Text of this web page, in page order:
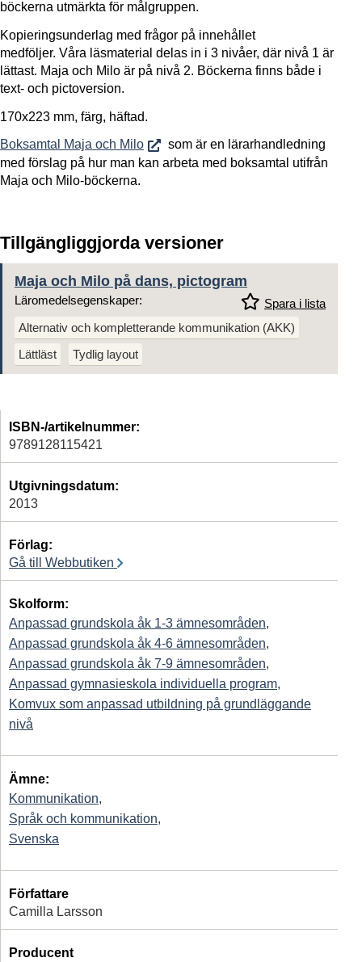
böckerna utmärkta för målgruppen.
Kopieringsunderlag med frågor på innehållet
medföljer. Våra läsmaterial delas in i 3 nivåer, där nivå 1 är
lättast. Maja och Milo är på nivå 2. Böckerna finns både i
text- och pictoversion.
170x223 mm, färg, häftad.
Boksamtal Maja och Milo
som är en lärarhandledning
med förslag på hur man kan arbeta med boksamtal utifrån
Maja och Milo-böckerna.
Tillgängliggjorda versioner
Maja och Milo på dans, pictogram
Spara i lista
Läromedelsegenskaper:
Alternativ och kompletterande kommunikation (AKK)
Lättläst
Tydlig layout
ISBN-/artikelnummer:
9789128115421
Utgivningsdatum:
2013
Förlag:
Gå till Webbutiken
Skolform:
Anpassad grundskola åk 1-3 ämnesområden,
Anpassad grundskola åk 4-6 ämnesområden,
Anpassad grundskola åk 7-9 ämnesområden,
Anpassad gymnasieskola individuella program,
Komvux som anpassad utbildning på grundläggande
nivå
Ämne:
Kommunikation,
Språk och kommunikation,
Svenska
Författare
Camilla Larsson
Producent